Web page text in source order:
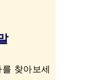
찾아보세